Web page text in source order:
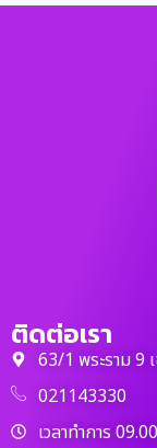
ติดต่อเรา
63/1 พระราม 9
021143330
เวลาทำการ